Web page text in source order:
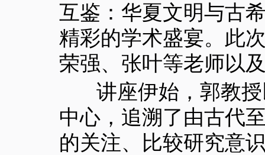
互鉴：华夏文明与古
精彩的学术盛宴。此
荣强、张叶等老师以
讲座伊始，郭教授
中心，追溯了由古代
的关注、比较研究意